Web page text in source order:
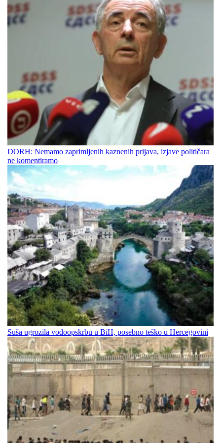
DORH: Nemamo zaprimljenih kaznenih prijava, izjave političara
ne komentiramo
Suša ugrozila vodoopskrbu u BiH, posebno teško u Hercegovini